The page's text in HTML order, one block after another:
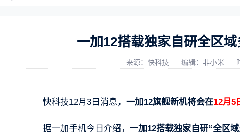
一加12搭载独家自研全区
来源：快科技 编辑：非小米
快科技12月3日消息， 一加12旗舰新机将会在12月5
据一加手机今日介绍， 一加12搭载独家自研“全区